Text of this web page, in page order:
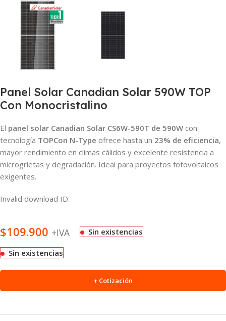
Panel Solar Canadian Solar 590W TOP
Con Monocristalino
El panel solar Canadian Solar CS6W-590T de 590W con
tecnología TOPCon N-Type ofrece hasta un 23% de eficiencia,
mayor rendimiento en climas cálidos y excelente resistencia a
microgrietas y degradación. Ideal para proyectos fotovoltaicos
exigentes.
Invalid download ID.
$109.900 +IVA Sin existencias
Sin existencias
+ Cotización